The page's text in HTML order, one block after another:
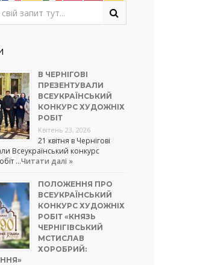
В ЧЕРНІГОВІ
ПРЕЗЕНТУВАЛИ
ВСЕУКРАЇНСЬКИЙ
КОНКУРС ХУДОЖНІХ
РОБІТ
Квітень 23, 2026
21 квітня в Чернігові
Всеукраїнський конкурс
…Читати далі »
ПОЛОЖЕННЯ ПРО
ВСЕУКРАЇНСЬКИЙ
КОНКУРС ХУДОЖНІХ
РОБІТ «КНЯЗЬ
ЧЕРНІГІВСЬКИЙ
МСТИСЛАВ
ХОРОБРИЙ: